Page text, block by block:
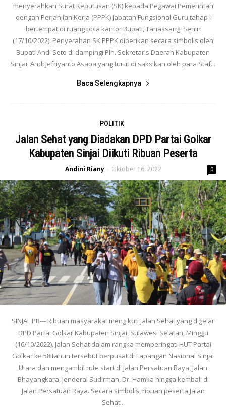
menyerahkan Surat Keputusan (SK) kepada Pegawai Pemerintah
dengan Perjanjian Kerja (PPPK) Jabatan Fungsional Guru tahap I
bertempat di ruang pola kantor Bupati, Tanassang, Senin
(17/10/2022). Penyerahan SK PPPK diberikan secara simbolis oleh
Bupati Andi Seto di dampingi Plh. Sekretaris Daerah Kabupaten
Sinjai, Andi Jefriyanto Asapa yang turut di saksikan oleh para Staf...
Baca Selengkapnya
POLITIK
Jalan Sehat yang Diadakan DPD Partai Golkar
Kabupaten Sinjai Diikuti Ribuan Peserta
Andini Riany - Oktober 16, 2022 0
SINJAI_PB--- Ribuan masyarakat mengikuti Jalan Sehat yang digelar
DPD Partai Golkar Kabupaten Sinjai, Sulawesi Selatan, Minggu
(16/10/2022). Jalan Sehat dalam rangka memperingati HUT Partai
Golkar ke 58 tahun tersebut berpusat di Lapangan Nasional Sinjai
Utara dan mengambil rute start di Jalan Persatuan Raya, Jalan
Bhayangkara, Jenderal Sudirman, Dr. Hamka hingga kembali di
Jalan Persatuan Raya. Secara simbolis, ribuan peserta Jalan
Sehat...